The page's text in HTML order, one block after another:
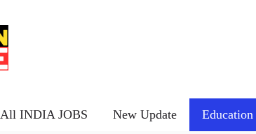
All INDIA JOBS New Update Education